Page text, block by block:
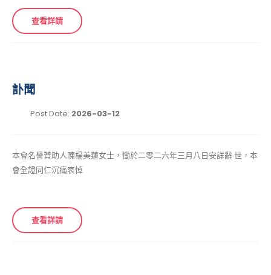
查看詳請
訃聞
Post Date: 2026-03-12
本會名譽贊助人陳楊美蓮女士，慟於二零二六年三月八日安詳辭 世，本
會全證同仁沉痛哀悼
查看詳請